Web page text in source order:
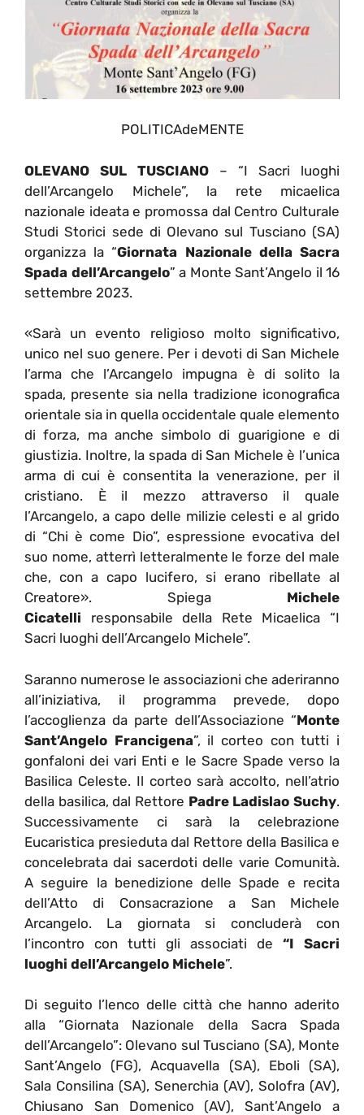
POLITICAdeMENTE
OLEVANO SUL TUSCIANO – “I Sacri luoghi
dell’Arcangelo Michele”, la rete micaelica
nazionale ideata e promossa dal Centro Culturale
Studi Storici sede di Olevano sul Tusciano (SA)
organizza la “Giornata Nazionale della Sacra
Spada dell’Arcangelo” a Monte Sant’Angelo il 16
settembre 2023.
«Sarà un evento religioso molto significativo,
unico nel suo genere. Per i devoti di San Michele
l’arma che l’Arcangelo impugna è di solito la
spada, presente sia nella tradizione iconografica
orientale sia in quella occidentale quale elemento
di forza, ma anche simbolo di guarigione e di
giustizia. Inoltre, la spada di San Michele è l’unica
arma di cui è consentita la venerazione, per il
cristiano. È il mezzo attraverso il quale
l’Arcangelo, a capo delle milizie celesti e al grido
di “Chi è come Dio”, espressione evocativa del
suo nome, atterrì letteralmente le forze del male
che, con a capo lucifero, si erano ribellate al
Creatore». Spiega Michele
Cicatelli responsabile della Rete Micaelica “I
Sacri luoghi dell’Arcangelo Michele”.
Saranno numerose le associazioni che aderiranno
all’iniziativa, il programma prevede, dopo
l’accoglienza da parte dell’Associazione “Monte
Sant’Angelo Francigena”, il corteo con tutti i
gonfaloni dei vari Enti e le Sacre Spade verso la
Basilica Celeste. Il corteo sarà accolto, nell’atrio
della basilica, dal Rettore Padre Ladislao Suchy.
Successivamente ci sarà la celebrazione
Eucaristica presieduta dal Rettore della Basilica e
concelebrata dai sacerdoti delle varie Comunità.
A seguire la benedizione delle Spade e recita
dell’Atto di Consacrazione a San Michele
Arcangelo. La giornata si concluderà con
l’incontro con tutti gli associati de “I Sacri
luoghi dell’Arcangelo Michele”.
Di seguito l’lenco delle città che hanno aderito
alla “Giornata Nazionale della Sacra Spada
dell’Arcangelo”: Olevano sul Tusciano (SA), Monte
Sant’Angelo (FG), Acquavella (SA), Eboli (SA),
Sala Consilina (SA), Senerchia (AV), Solofra (AV),
Chiusano San Domenico (AV), Sant’Angelo a